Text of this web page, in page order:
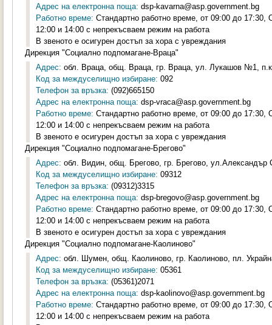
Адрес на електронна поща: dsp-kavarna@asp.government.bg
Работно време: Стандартно работно време, от 09:00 до
12:00 и 14:00 с непрекъсваем режим на работа
В звеното е осигурен достъп за хора с увреждания
Дирекция "Социално подпомагане-Враца"
Адрес: обл. Враца, общ. Враца, гр. Враца, ул. Лукашов №1,
Код за междуселищно избиране: 092
Телефон за връзка: (092)665150
Адрес на електронна поща: dsp-vraca@asp.government.bg
Работно време: Стандартно работно време, от 09:00 до
12:00 и 14:00 с непрекъсваем режим на работа
В звеното е осигурен достъп за хора с увреждания
Дирекция "Социално подпомагане-Брегово"
Адрес: обл. Видин, общ. Брегово, гр. Брегово,
Код за междуселищно избиране: 09312
Телефон за връзка: (09312)3315
Адрес на електронна поща: dsp-bregovo@asp.government.bg
Работно време: Стандартно работно време, от 09:00 до
12:00 и 14:00 с непрекъсваем режим на работа
В звеното е осигурен достъп за хора с увреждания
Дирекция "Социално подпомагане-Каолиново"
Адрес: обл. Шумен, общ. Каолиново, гр. Каолиново, пл.
Код за междуселищно избиране: 05361
Телефон за връзка: (05361)2071
Адрес на електронна поща: dsp-kaolinovo@asp.government.bg
Работно време: Стандартно работно време, от 09:00 до
12:00 и 14:00 с непрекъсваем режим на работа